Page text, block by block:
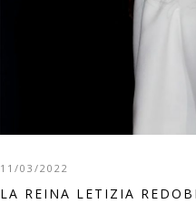
11/03/2022
LA REINA LETIZIA